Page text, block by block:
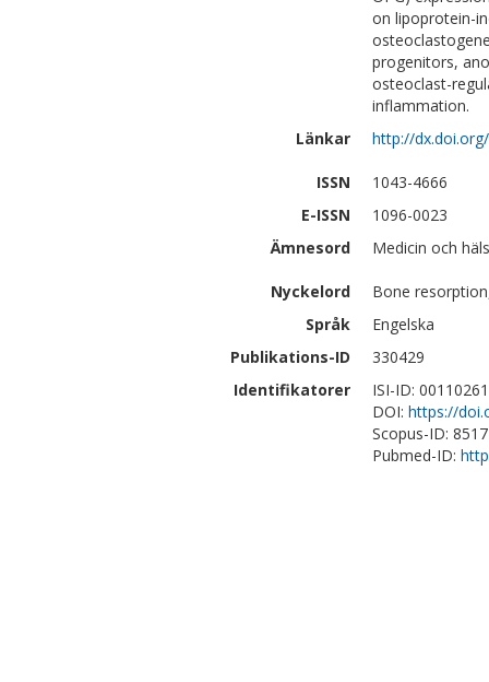
on lipoprotein-
progenitors,
osteoclast-
inflammation.
Länkar
http://
ISSN
1043-4666
E-ISSN
1096-0023
Ämnesord
Medicin och
Nyckelord
Bone
Språk
Engelska
Publikations-ID
330429
Identifikatorer
ISI-ID:
DOI: https://
Scopus-ID:
Pubmed-ID: